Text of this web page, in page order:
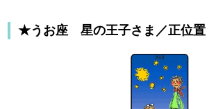
★うお座 星の王子さま／正位置